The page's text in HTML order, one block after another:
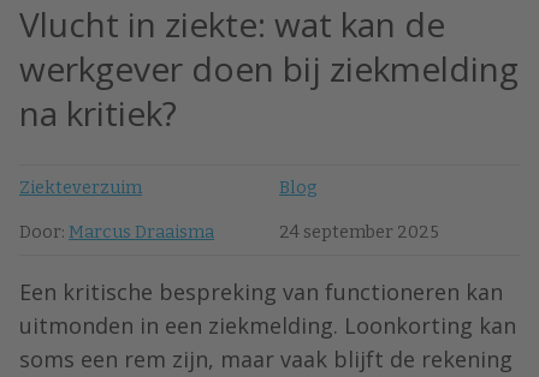
Vlucht in ziekte: wat kan de
werkgever doen bij ziekmelding
na kritiek?
Ziekteverzuim Blog
Door: Marcus Draaisma 24 september 2025
Een kritische bespreking van functioneren kan
uitmonden in een ziekmelding. Loonkorting kan
soms een rem zijn, maar vaak blijft de rekening